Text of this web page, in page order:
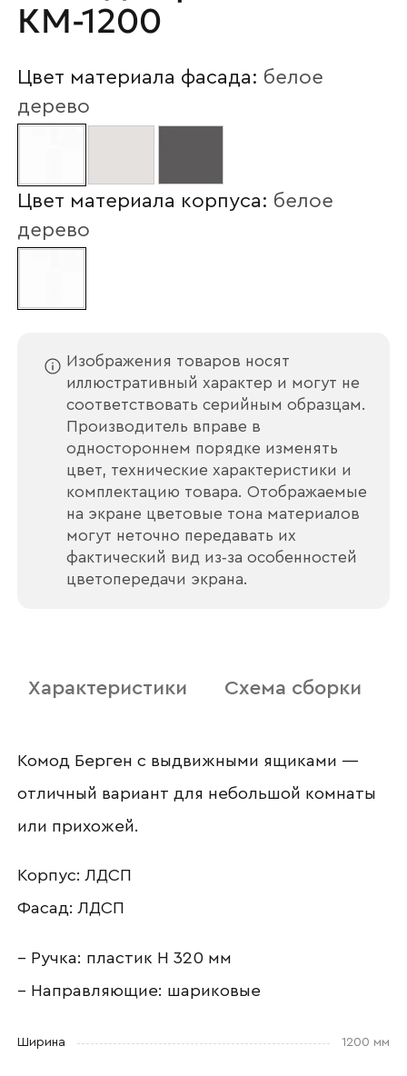
КМ-1200
Цвет материала фасада: белое
дерево
Цвет материала корпуса: белое
дерево
Изображения товаров носят
иллюстративный характер и могут не
соответствовать серийным образцам.
Производитель вправе в
одностороннем порядке изменять
цвет, технические характеристики и
комплектацию товара. Отображаемые
на экране цветовые тона материалов
могут неточно передавать их
фактический вид из‑за особенностей
цветопередачи экрана.
Характеристики Схема сборки
Комод Берген с выдвижными ящиками —
отличный вариант для небольшой комнаты
или прихожей.
Корпус: ЛДСП
Фасад: ЛДСП
– Ручка: пластик Н 320 мм
– Направляющие: шариковые
Ширина 1200 мм
Ваш email
Номер телефона